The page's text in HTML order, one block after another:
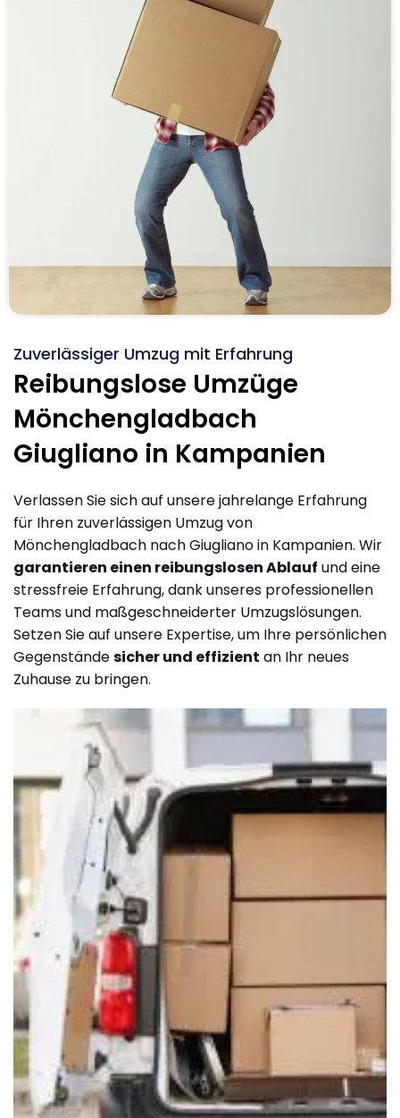
Zuverlässiger Umzug mit Erfahrung
Reibungslose Umzüge
Mönchengladbach
Giugliano in Kampanien
Verlassen Sie sich auf unsere jahrelange Erfahrung
für Ihren zuverlässigen Umzug von
Mönchengladbach nach Giugliano in Kampanien. Wir
garantieren einen reibungslosen Ablauf und eine
stressfreie Erfahrung, dank unseres professionellen
Teams und maßgeschneiderter Umzugslösungen.
Setzen Sie auf unsere Expertise, um Ihre persönlichen
Gegenständesicher und effizient an Ihr neues
Zuhause zu bringen.